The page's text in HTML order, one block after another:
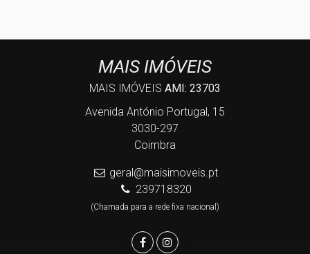
MAIS IMÓVEIS
MAIS IMÓVEIS AMI: 23703
Avenida António Portugal, 15
3030-297
Coimbra
geral@maisimoveis.pt
239718320
(Chamada para a rede fixa nacional)